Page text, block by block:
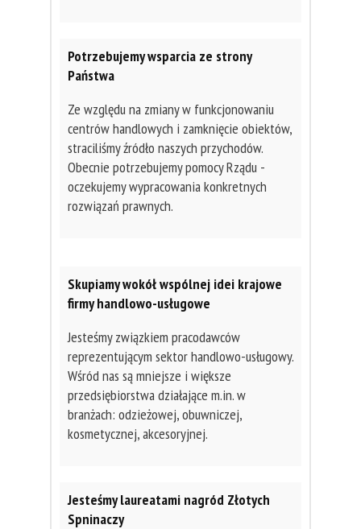
Potrzebujemy wsparcia ze strony
Państwa
Ze względu na zmiany w funkcjonowaniu
centrów handlowych i zamknięcie obiektów,
straciliśmy źródło naszych przychodów.
Obecnie potrzebujemy pomocy Rządu -
oczekujemy wypracowania konkretnych
rozwiązań prawnych.
Skupiamy wokół wspólnej idei krajowe
firmy handlowo-usługowe
Jesteśmy związkiem pracodawców
reprezentującym sektor handlowo-usługowy.
Wśród nas są mniejsze i większe
przedsiębiorstwa działające m.in. w
branżach: odzieżowej, obuwniczej,
kosmetycznej, akcesoryjnej.
Jesteśmy laureatami nagród Złotych
Spninaczy